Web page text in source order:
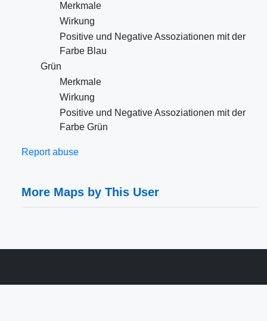
Merkmale
Wirkung
Positive und Negative Assoziationen mit der
Farbe Blau
Grün
Merkmale
Wirkung
Positive und Negative Assoziationen mit der
Farbe Grün
Report abuse
More Maps by This User